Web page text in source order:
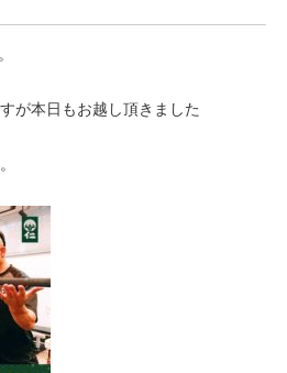
が本日もお越し頂きました